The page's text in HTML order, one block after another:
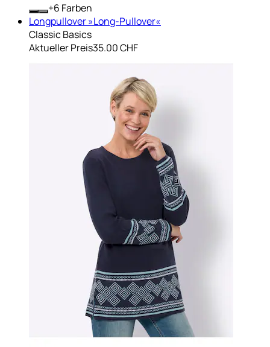
+
Farben
Longpullover »Long-Pullover«
Classic Basics
Aktueller Preis35.00 CHF